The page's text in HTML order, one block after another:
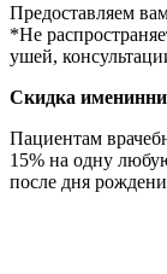
Предоставляем
*Не
ушей,
Скидка
Пациентам
15% на одну
после дня